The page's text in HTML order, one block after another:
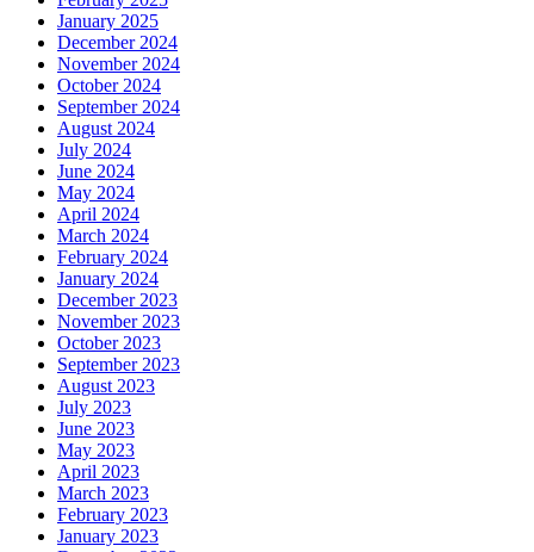
January 2025
December 2024
November 2024
October 2024
September 2024
August 2024
July 2024
June 2024
May 2024
April 2024
March 2024
February 2024
January 2024
December 2023
November 2023
October 2023
September 2023
August 2023
July 2023
June 2023
May 2023
April 2023
March 2023
February 2023
January 2023